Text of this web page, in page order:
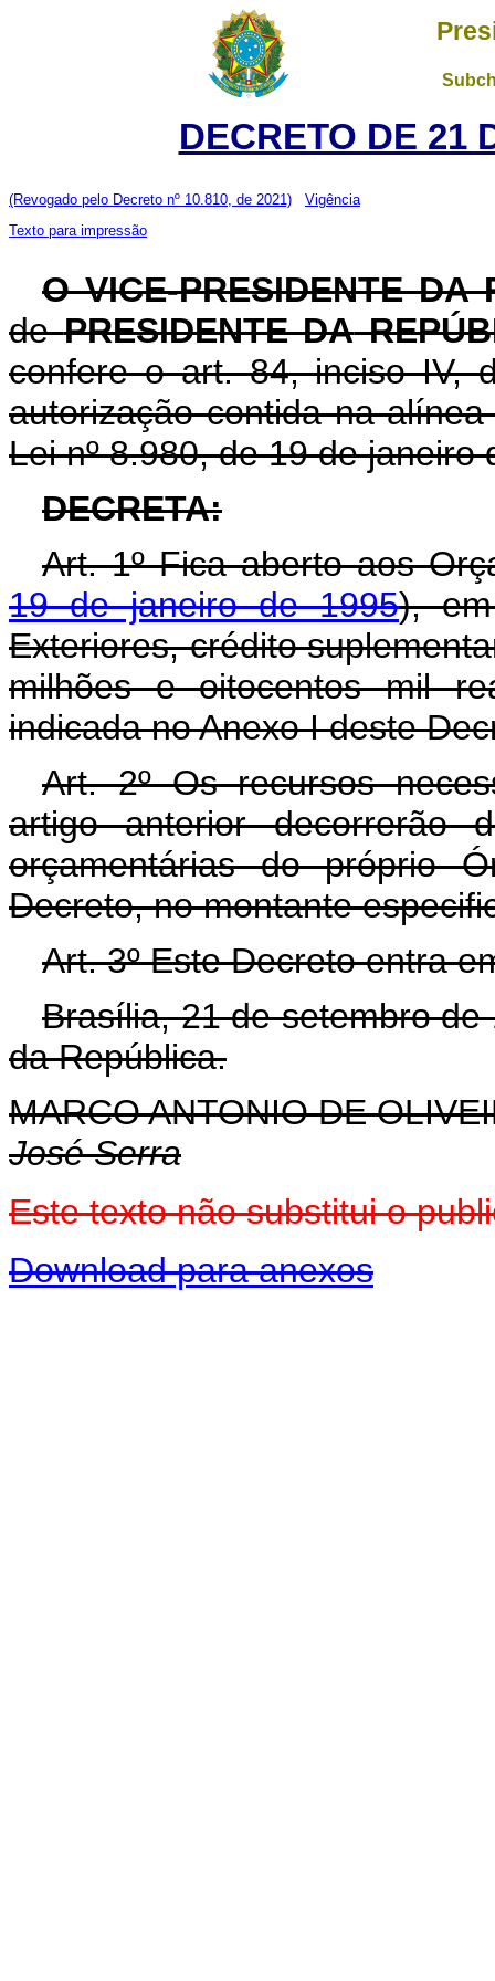
DECRETO DE 21
(Revogado pelo Decreto nº 10.810, de 2021)
Vigência
Texto para impressão
O VICE-PRESIDENTE DA
dePRESIDENTE DA
confere o art. 84, inciso IV,
autorização contida na alínea
Lei nº 8.980, de 19 de janeiro
DECRETA:
Art. 1º Fica aberto aos
19 de janeiro de 1995),
Exteriores, crédito
milhões e oitocentos mil
indicada no Anexo I deste
Art. 2º Os recursos
artigo anterior decorrerão
orçamentárias do próprio
Decreto, no montante
Art. 3º Este Decreto entra
Brasília, 21 de setembro de
da República.
MARCO ANTONIO DE
José Serra
Este texto não substitui o
Download para anexos